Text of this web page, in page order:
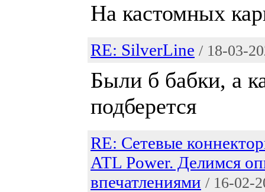
На кастомных
RE: SilverLine / 18-03-
Были б бабки, а
подберется
RE: Сетевые
ATL Power. Делимся
впечатлениями / 16-02-